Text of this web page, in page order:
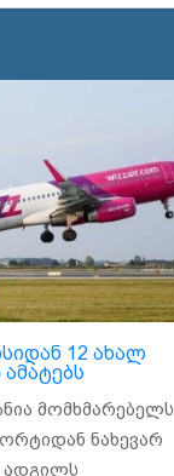
12 ახალ
მომხმარებელს
ნახევარ
ადგილს